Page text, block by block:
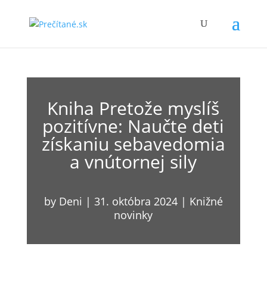
Kniha Pretože myslíš
pozitívne: Naučte deti
získaniu sebavedomia
a vnútornej sily
by Deni | 31. októbra 2024| Knižné
novinky